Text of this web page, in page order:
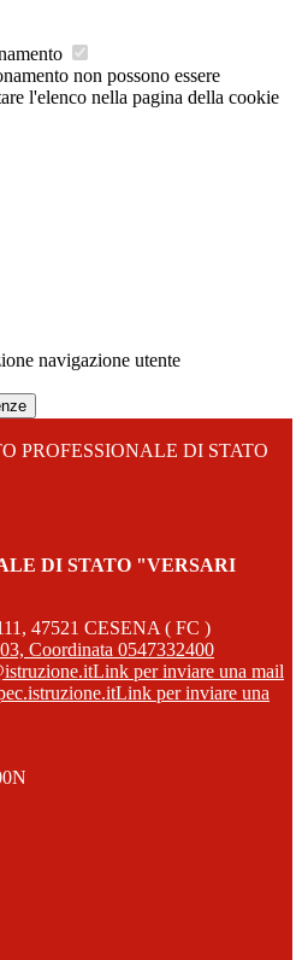
non possono essere
l'elenco nella pagina della cookie
navigazione utente
PROFESSIONALE DI STATO
DI STATO "VERSARI
47521 CESENA ( FC )
Coordinata 0547332400
Link per inviare una mail
Link per inviare una